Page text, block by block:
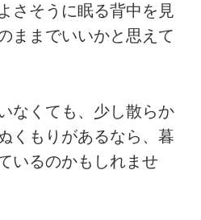
さそうに眠る背中を見
ままでいいかと思えて
なくても、少し散らか
くもりがあるなら、暮
いるのかもしれませ